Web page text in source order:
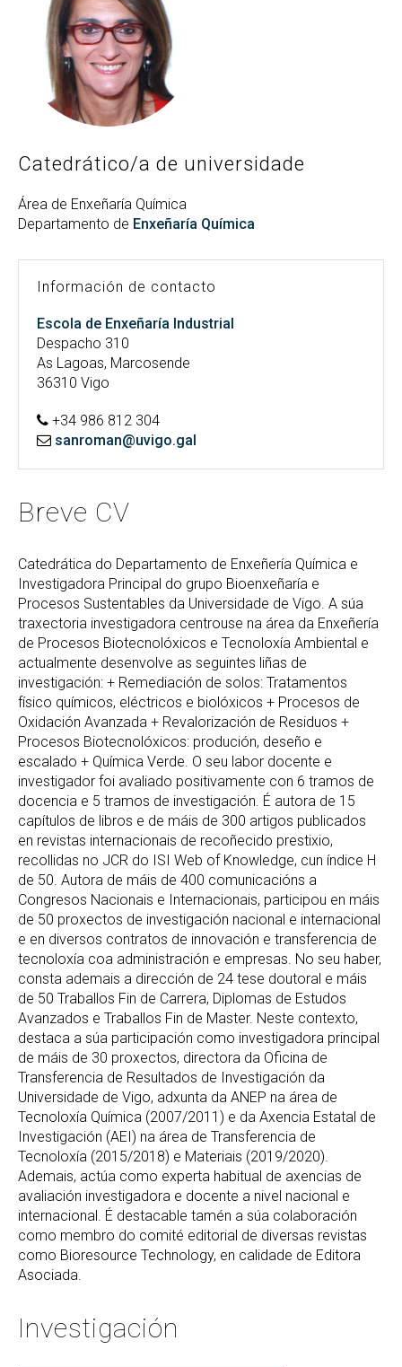
ES EN Search
Buscar
por:
BUSCAR
Twitter
Catedrático/a de universidade
Área de Enxeñaría Química
Departamento de Enxeñaría Química
Información de contacto
Escola de Enxeñaría Industrial
Despacho 310
As Lagoas, Marcosende
36310 Vigo
+34 986 812 304
sanroman@uvigo.gal
Breve CV
Catedrática do Departamento de Enxeñería Química e
Investigadora Principal do grupo Bioenxeñaría e
Procesos Sustentables da Universidade de Vigo. A súa
traxectoria investigadora centrouse na área da Enxeñería
de Procesos Biotecnolóxicos e Tecnoloxía Ambiental e
actualmente desenvolve as seguintes liñas de
investigación: + Remediación de solos: Tratamentos
físico químicos, eléctricos e biolóxicos + Procesos de
Oxidación Avanzada + Revalorización de Residuos +
Procesos Biotecnolóxicos: produción, deseño e
escalado + Química Verde. O seu labor docente e
investigador foi avaliado positivamente con 6 tramos de
docencia e 5 tramos de investigación. É autora de 15
capítulos de libros e de máis de 300 artigos publicados
en revistas internacionais de recoñecido prestixio,
recollidas no JCR do ISI Web of Knowledge, cun índice H
de 50. Autora de máis de 400 comunicacións a
Congresos Nacionais e Internacionais, participou en máis
de 50 proxectos de investigación nacional e internacional
e en diversos contratos de innovación e transferencia de
tecnoloxía coa administración e empresas. No seu haber,
consta ademais a dirección de 24 tese doutoral e máis
de 50 Traballos Fin de Carrera, Diplomas de Estudos
Avanzados e Traballos Fin de Master. Neste contexto,
destaca a súa participación como investigadora principal
de máis de 30 proxectos, directora da Oficina de
Transferencia de Resultados de Investigación da
Universidade de Vigo, adxunta da ANEP na área de
Tecnoloxía Química (2007/2011) e da Axencia Estatal de
Investigación (AEI) na área de Transferencia de
Tecnoloxía (2015/2018) e Materiais (2019/2020).
Ademais, actúa como experta habitual de axencias de
avaliación investigadora e docente a nivel nacional e
internacional. É destacable tamén a súa colaboración
como membro do comité editorial de diversas revistas
como Bioresource Technology, en calidade de Editora
Asociada.
Investigación